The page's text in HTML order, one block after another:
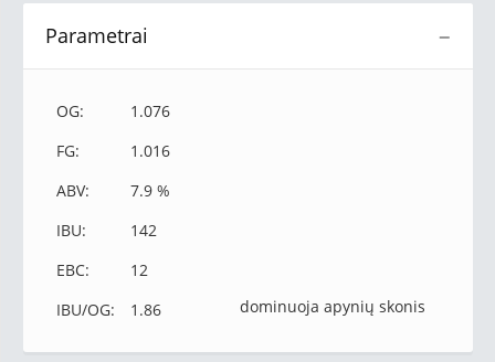
−
Parametrai
OG:
1.076
FG:
1.016
ABV:
7.9 %
IBU:
142
EBC:
12
IBU/OG:
1.86 dominuoja apynių skonis